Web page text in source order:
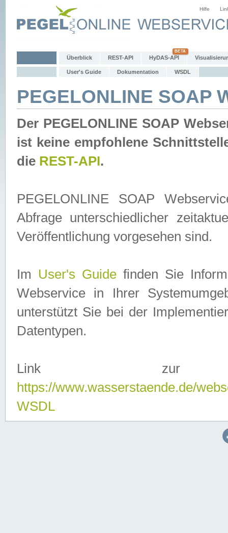
Hilfe
Überblick REST-API HyDAS-API
User's Guide Dokumentation WSDL
PEGELONLINE SOAP
Der PEGELONLINE SOAP
ist keine empfohlene
die REST-API.
PEGELONLINE SOAP
Abfrage unterschiedlicher
Veröffentlichung vorgesehen sind.
Im User's Guidefinden Sie
Webservice in Ihrer
unterstützt Sie bei der
Datentypen.
Link zur
https://www.wasserstaende.de/
WSDL